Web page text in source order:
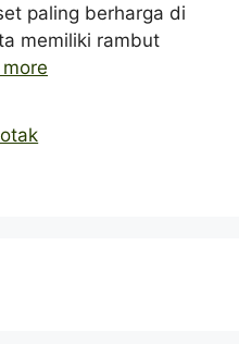
paling berharga di
memiliki rambut